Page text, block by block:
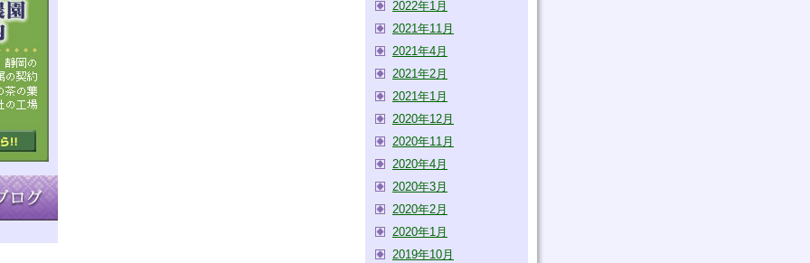
2022年1月
2021年11月
2021年4月
2021年2月
2021年1月
2020年12月
2020年11月
2020年4月
2020年3月
2020年2月
2020年1月
2019年10月